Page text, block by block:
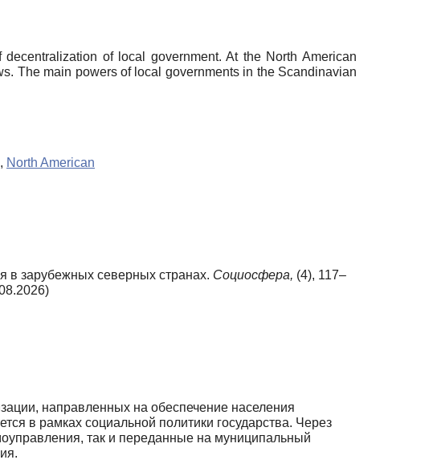
of local government. At the North American
The main powers of local governments in the Scandinavian
, North American
в зарубежных северных странах. Социосфера, (4), 117–
направленных на обеспечение населения
в рамках социальной политики государства. Через
так и переданные на муниципальный